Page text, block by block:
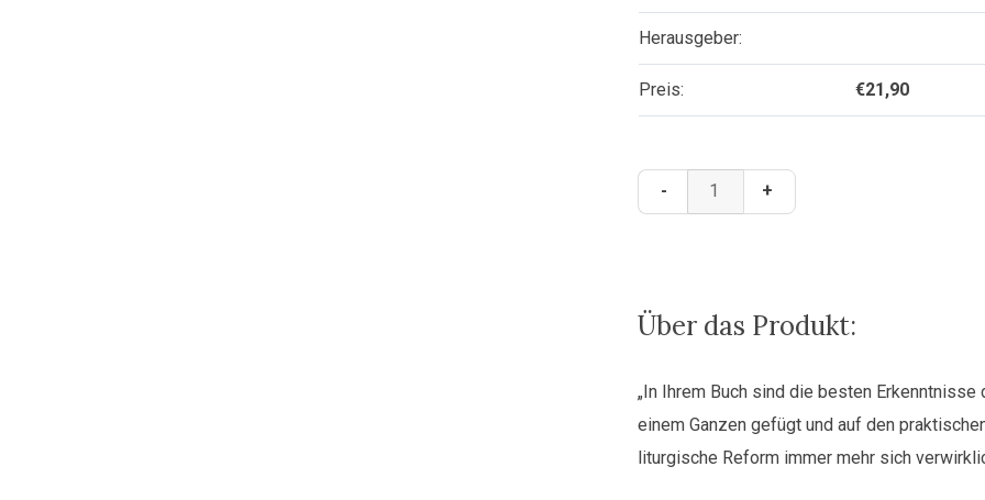
Herausgeber:
Preis: €21,90
-
Liturgie
Durchbohrten
schauen
+
Über das Produkt:
„In Ihrem Buch sind die besten
einem Ganzen gefügt und auf den
liturgische Reform immer mehr sich